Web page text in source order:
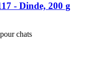
-​ Dinde, 200 g
chats